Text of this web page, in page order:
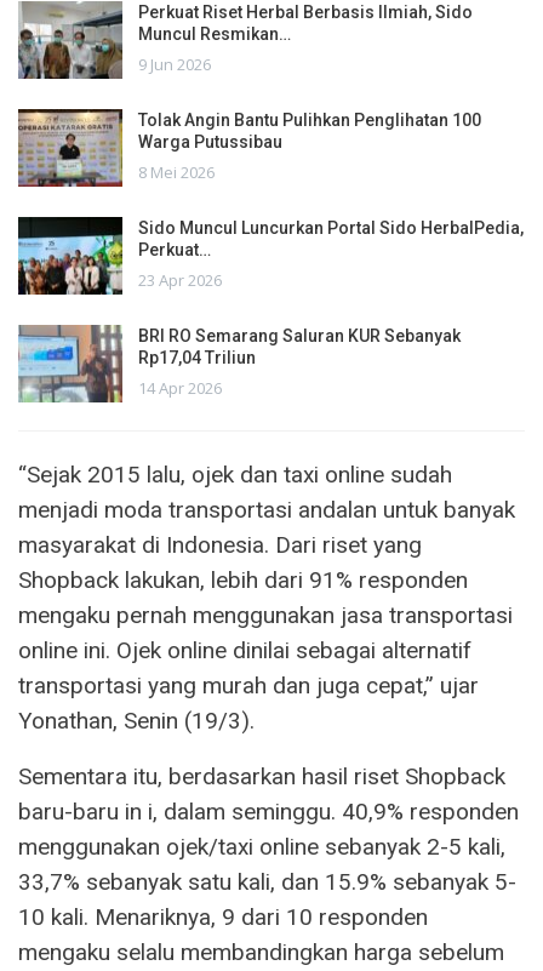
Perkuat Riset Herbal Berbasis Ilmiah, Sido
Muncul Resmikan…
9 Jun 2026
Tolak Angin Bantu Pulihkan Penglihatan 100
Warga Putussibau
8 Mei 2026
Sido Muncul Luncurkan Portal Sido HerbalPedia,
Perkuat…
23 Apr 2026
BRI RO Semarang Saluran KUR Sebanyak
Rp17,04 Triliun
14 Apr 2026
“Sejak 2015 lalu, ojek dan taxi online sudah
menjadi moda transportasi andalan untuk banyak
masyarakat di Indonesia. Dari riset yang
Shopback lakukan, lebih dari 91% responden
mengaku pernah menggunakan jasa transportasi
online ini. Ojek online dinilai sebagai alternatif
transportasi yang murah dan juga cepat,” ujar
Yonathan, Senin (19/3).
Sementara itu, berdasarkan hasil riset Shopback
baru-baru in i, dalam seminggu. 40,9% responden
menggunakan ojek/taxi online sebanyak 2-5 kali,
33,7% sebanyak satu kali, dan 15.9% sebanyak 5-
10 kali. Menariknya, 9 dari 10 responden
mengaku selalu membandingkan harga sebelum